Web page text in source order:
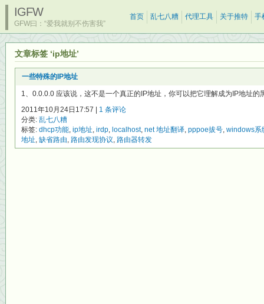
IGFW
GFW曰：“爱我就别不伤害我”
首页 乱七八糟 代理工具 关于推特 手
文章标签 ‘ip地址’
一些特殊的IP地址
1、0.0.0.0 应该说，这不是一个真正的IP地址，你可以把它理解成为IP地址
2011年10月24日17:57 | 1 条评论
分类: 乱七八糟
标签: dhcp功能, ip地址, irdp, localhost, net 地址翻译, pppoe拔号, windows系
地址, 缺省路由, 路由发现协议, 路由器转发